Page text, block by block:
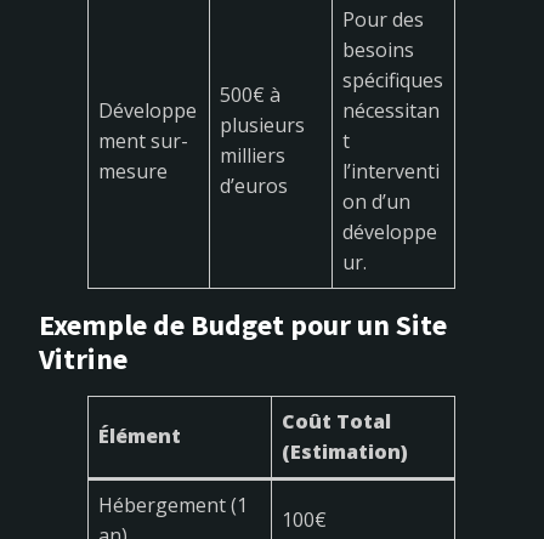
Développe
ment sur-
mesure
500€ à
plusieurs
milliers
d’euros
Pour des
besoins
spécifiques
nécessitan
t
l’interventi
on d’un
développe
ur.
Exemple de Budget pour un Site
Vitrine
Élément
Coût Total
(Estimation)
Hébergement (1
100€